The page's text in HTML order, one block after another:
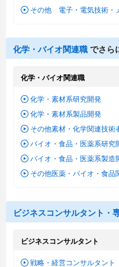
その他 電子・電気技術・
化学・バイオ関連職 でさら
化学・バイオ関連職
化学・素材系研究開発
化学・素材系製品開発
その他素材・化学関連技術
バイオ・食品・医薬系研究
バイオ・食品・医薬系製造
その他医薬・バイオ・食品
ビジネスコンサルタント・
ビジネスコンサルタント
戦略・経営コンサルタント